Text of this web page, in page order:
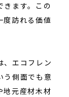
きます。この
度訪れる価値
、エコフレン
う側面でも意
地元産材木材